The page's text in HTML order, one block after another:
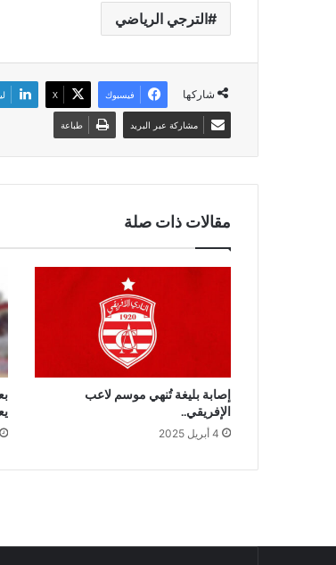
الترجي الرياضي
شاركها فيسبوك ‫X
مشاركة عبر البريد طباعة
مقالات ذات صلة
إصابة بليغة تُنهي موسم لاعب
الإفريقي..
4 أبريل 2025